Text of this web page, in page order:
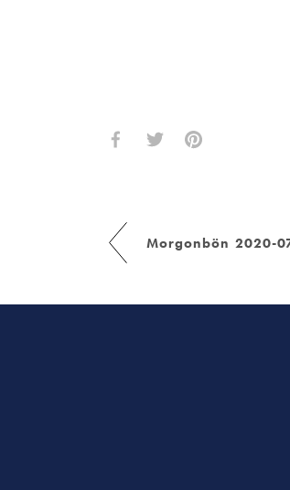
Morgonbön 2020-